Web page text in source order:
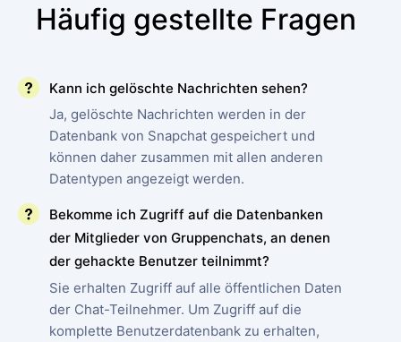
Häufig gestellte Fragen
Kann ich gelöschte Nachrichten sehen?
Ja, gelöschte Nachrichten werden in der
Datenbank von Snapchat gespeichert und
können daher zusammen mit allen anderen
Datentypen angezeigt werden.
Bekomme ich Zugriff auf die Datenbanken
der Mitglieder von Gruppenchats, an denen
der gehackte Benutzer teilnimmt?
Sie erhalten Zugriff auf alle öffentlichen Daten
der Chat-Teilnehmer. Um Zugriff auf die
komplette Benutzerdatenbank zu erhalten,